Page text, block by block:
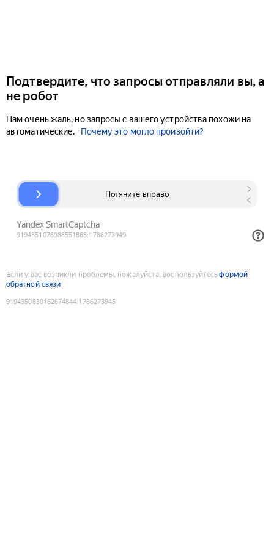
Подтвердите, что запросы отправляли вы, а
не робот
Нам очень жаль, но запросы с вашего устройства похожи на
автоматические.
Почему это могло произойти?
Если у вас возникли проблемы, пожалуйста, воспользуйтесьформой
обратной связи
9194350830162674844:1786273945